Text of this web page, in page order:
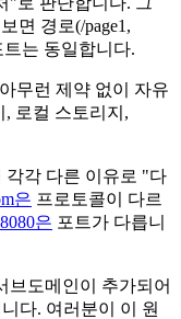
면 경로(/page1,
트는 동일합니다.
무런 제약 없이 자유
로컬 스토리지,
각각 다른 이유로 "다
은 프로토콜이 다르
은 포트가 다릅니
브도메인이 추가되어
다. 여러분이 이 원